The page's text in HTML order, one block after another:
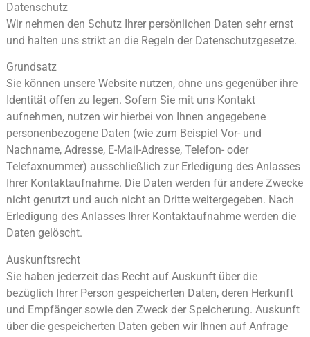
Datenschutz
Wir nehmen den Schutz Ihrer persönlichen Daten sehr ernst
und halten uns strikt an die Regeln der Datenschutzgesetze.
Grundsatz
Sie können unsere Website nutzen, ohne uns gegenüber ihre
Identität offen zu legen. Sofern Sie mit uns Kontakt
aufnehmen, nutzen wir hierbei von Ihnen angegebene
personenbezogene Daten (wie zum Beispiel Vor- und
Nachname, Adresse, E-Mail-Adresse, Telefon- oder
Telefaxnummer) ausschließlich zur Erledigung des Anlasses
Ihrer Kontaktaufnahme. Die Daten werden für andere Zwecke
nicht genutzt und auch nicht an Dritte weitergegeben. Nach
Erledigung des Anlasses Ihrer Kontaktaufnahme werden die
Daten gelöscht.
Auskunftsrecht
Sie haben jederzeit das Recht auf Auskunft über die
bezüglich Ihrer Person gespeicherten Daten, deren Herkunft
und Empfänger sowie den Zweck der Speicherung. Auskunft
über die gespeicherten Daten geben wir Ihnen auf Anfrage